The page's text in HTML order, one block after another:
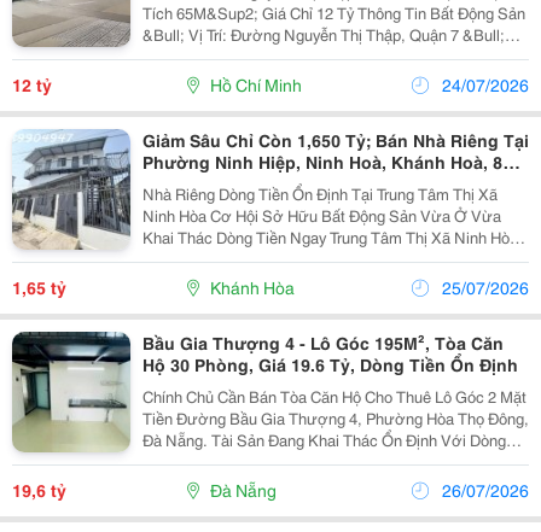
Tích 65M&Sup2; Giá Chỉ 12 Tỷ Thông Tin Bất Động Sản
&Bull; Vị Trí: Đường Nguyễn Thị Thập, Quận 7 &Bull;
Diện Tích: 65M&Sup2; &Bull; Giá Bán: 12 Tỷ (Có
Thương Lượng) &Bull; Pháp Lý: Sổ Hồng...
12 tỷ Hồ Chí Minh 24/07/2026
Giảm Sâu Chỉ Còn 1,650 Tỷ; Bán Nhà Riêng Tại
Phường Ninh Hiệp, Ninh Hoà, Khánh Hoà, 83,4
M²
Nhà Riêng Dòng Tiền Ổn Định Tại Trung Tâm Thị Xã
Ninh Hòa Cơ Hội Sở Hữu Bất Động Sản Vừa Ở Vừa
Khai Thác Dòng Tiền Ngay Trung Tâm Thị Xã Ninh Hòa,
Vị Trí Chiến Lược Kết Nối Đầy Đủ Tiện Ích Đô Thị. Thông
Tin Chi Tiết: Vị Trí: Khu Vực Trung Tâm...
1,65 tỷ Khánh Hòa 25/07/2026
Bầu Gia Thượng 4 - Lô Góc 195M², Tòa Căn
Hộ 30 Phòng, Giá 19.6 Tỷ, Dòng Tiền Ổn Định
Chính Chủ Cần Bán Tòa Căn Hộ Cho Thuê Lô Góc 2 Mặt
Tiền Đường Bầu Gia Thượng 4, Phường Hòa Thọ Đông,
Đà Nẵng. Tài Sản Đang Khai Thác Ổn Định Với Dòng
Tiền Cao, Phù Hợp Nhà Đầu Tư Tìm Kiếm Bất Động Sản
Tạo Thu Nhập Bền Vững Và Gia Tăng Giá Trị Lâu...
19,6 tỷ Đà Nẵng 26/07/2026